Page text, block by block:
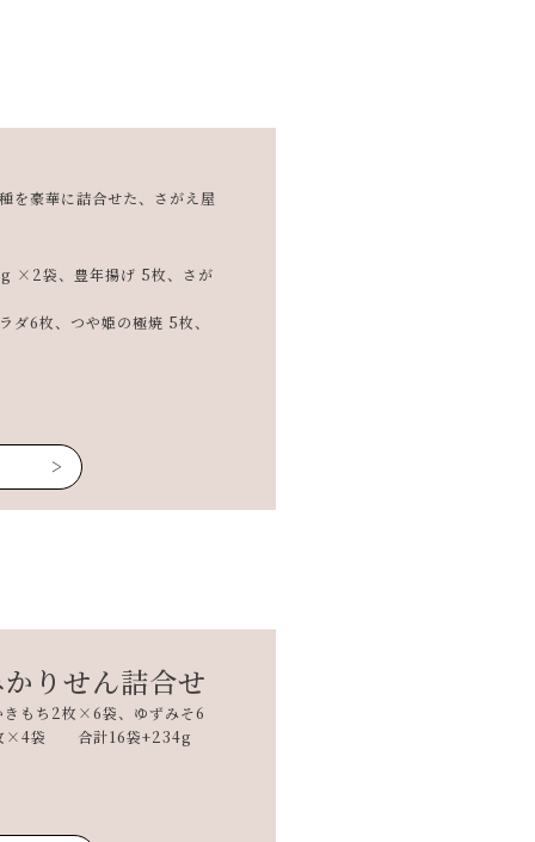
を豪華に詰合せた、さがえ屋
×2袋、豊年揚げ 5枚、さが
ダ6枚、つや姫の極焼 5枚、
りせん詰合せ
きもち2枚×6袋、ゆずみそ6
枚×4袋 合計16袋+234g